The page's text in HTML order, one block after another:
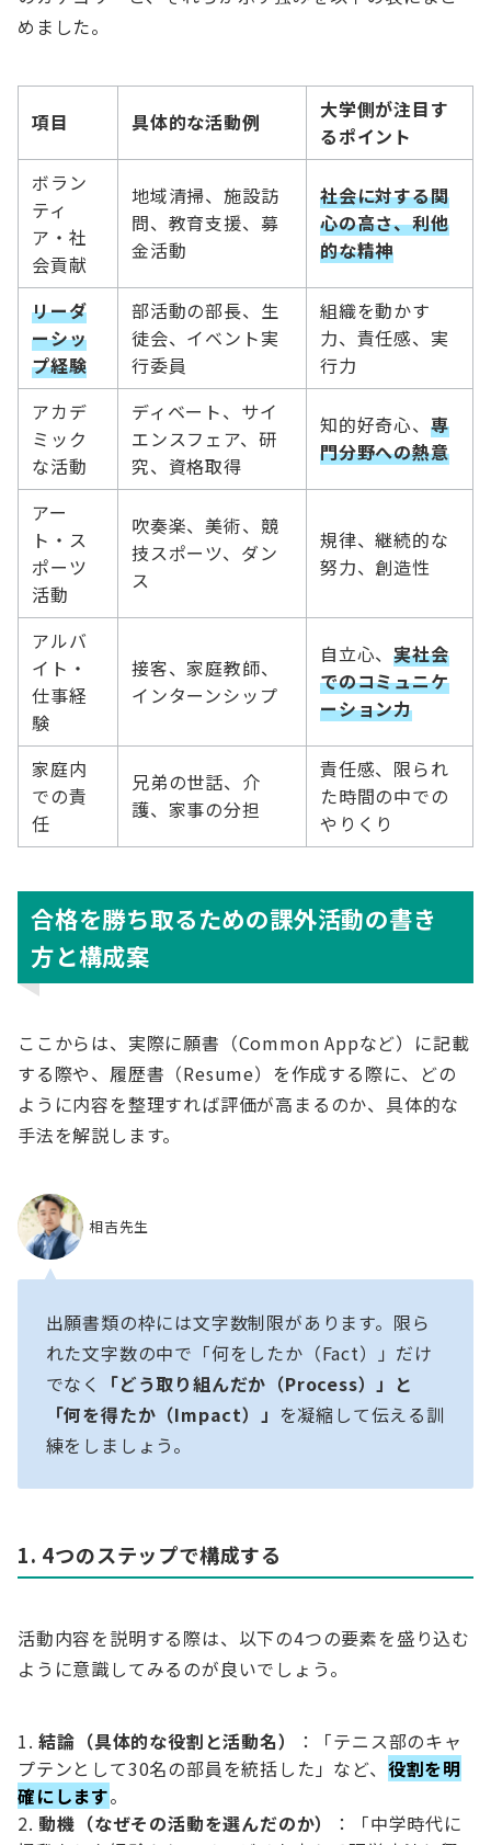
めました。
項目 具体的な活動例
大学側が注目す
るポイント
ボラン
ティ
ア・社
会貢献
地域清掃、施設訪
問、教育支援、募
金活動
社会に対する関
心の高さ、利他
的な精神
リーダ
ーシッ
プ経験
部活動の部長、生
徒会、イベント実
行委員
組織を動かす
力、責任感、実
行力
アカデ
ミック
な活動
ディベート、サイ
エンスフェア、研
究、資格取得
知的好奇心、 専
門分野への熱意
アー
ト・ス
ポーツ
活動
吹奏楽、美術、競
技スポーツ、ダン
ス
規律、継続的な
努力、創造性
アルバ
イト・
仕事経
験
接客、家庭教師、
インターンシップ
自立心、実社会
でのコミュニケ
ーション力
家庭内
での責
任
兄弟の世話、介
護、家事の分担
責任感、限られ
た時間の中での
やりくり
合格を勝ち取るための課外活動の書き
方と構成案
ここからは、実際に願書（Common Appなど）に記載
する際や、履歴書（Resume）を作成する際に、どの
ように内容を整理すれば評価が高まるのか、具体的な
手法を解説します。
相吉先生
出願書類の枠には文字数制限があります。限ら
れた文字数の中で「何をしたか（Fact）」だけ
でなく
「どう取り組んだか（Process）」と
「何を得たか（Impact）」 を凝縮して伝える訓
練をしましょう。
1. 4つのステップで構成する
活動内容を説明する際は、以下の4つの要素を盛り込む
ように意識してみるのが良いでしょう。
結論（具体的な役割と活動名）
：「テニス部のキャ
プテンとして30名の部員を統括した」など、 役割を明
確にします。
動機（なぜその活動を選んだのか）
：「中学時代に